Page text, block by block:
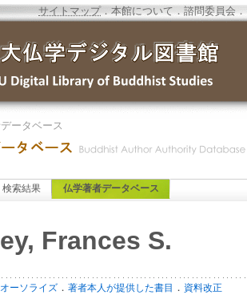
サイトマップ．本館について ．諮問委員会 ．
ータベース
検索結果 仏学著者データベース
Frances S.
ーソライズ ． 著者本人が提供した書目 ． 資料改正